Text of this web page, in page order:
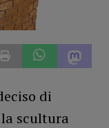
di
la scultura